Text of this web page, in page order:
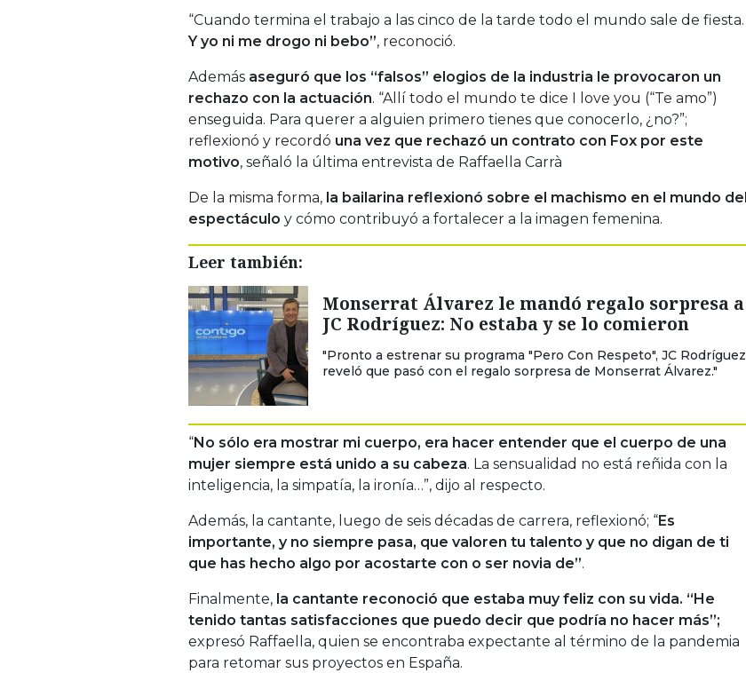
“Cuando termina el trabajo a las cinco de la tarde todo el mundo sale de fiesta.
Y yo ni me drogo ni bebo”, reconoció.
Además aseguró que los “falsos” elogios de la industria le provocaron un
rechazo con la actuación. “Allí todo el mundo te dice I love you (“Te amo”)
enseguida. Para querer a alguien primero tienes que conocerlo, ¿no?”;
reflexionó y recordó una vez que rechazó un contrato con Fox por este
motivo, señaló la última entrevista de Raffaella Carrà
De la misma forma, la bailarina reflexionó sobre el machismo en el mundo del
espectáculo y cómo contribuyó a fortalecer a la imagen femenina.
Leer también:
Monserrat Álvarez le mandó regalo sorpresa a
JC Rodríguez: No estaba y se lo comieron
"Pronto a estrenar su programa "Pero Con Respeto", JC Rodríguez
reveló que pasó con el regalo sorpresa de Monserrat Álvarez."
“No sólo era mostrar mi cuerpo, era hacer entender que el cuerpo de una
mujer siempre está unido a su cabeza. La sensualidad no está reñida con la
inteligencia, la simpatía, la ironía…”, dijo al respecto.
Además, la cantante, luego de seis décadas de carrera, reflexionó; “Es
importante, y no siempre pasa, que valoren tu talento y que no digan de ti
que has hecho algo por acostarte con o ser novia de”.
Finalmente, la cantante reconoció que estaba muy feliz con su vida. “He
tenido tantas satisfacciones que puedo decir que podría no hacer más”;
expresó Raffaella, quien se encontraba expectante al término de la pandemia
para retomar sus proyectos en España.